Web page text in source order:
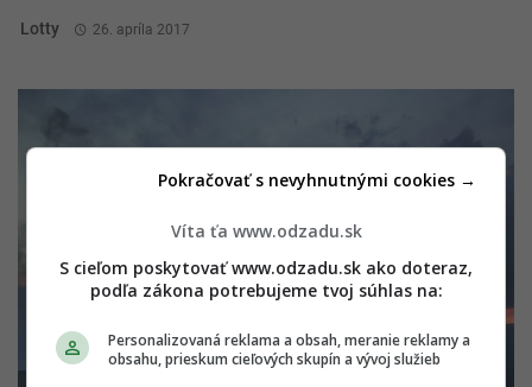
Lotty 26. apríla 2017
Víta ťa www.odzadu.sk
S cieľom poskytovať www.odzadu.sk ako doteraz,
podľa zákona potrebujeme tvoj súhlas na:
Personalizovaná reklama a obsah, meranie reklamy a
obsahu, prieskum cieľových skupín a vývoj služieb
Pokračovať s nevyhnutnými cookies →